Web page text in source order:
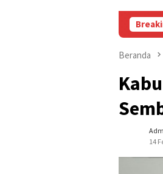
Pasar Baru Cikarang
Beranda
14